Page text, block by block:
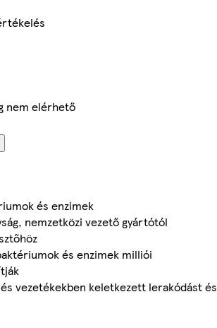
nem elérhető
és enzimek
nemzetközi vezető gyártótól
és enzimek milliói
és vezetékekben keletkezett lerakódást és